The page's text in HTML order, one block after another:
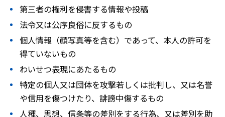
第三者の権利を侵害する情報や投稿
法令又は公序良俗に反するもの
個人情報（顔写真等を含む）であって、本人の許可を
得ていないもの
わいせつ表現にあたるもの
特定の個人又は団体を攻撃若しくは批判し、又は名誉
や信用を傷つけたり、誹謗中傷するもの
人種、思想、信条等の差別をする行為、又は差別を助